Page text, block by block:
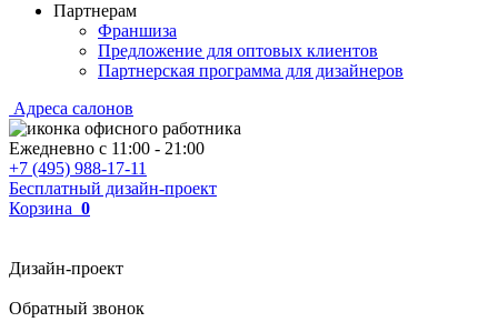
Партнерам
Франшиза
Предложение для оптовых клиентов
Партнерская программа для дизайнеров
Адреса салонов
Ежедневно с 11:00 - 21:00
+7 (495) 988-17-11
Бесплатный дизайн-проект
Корзина 0
Дизайн-проект
Обратный звонок